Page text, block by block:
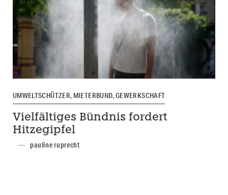
UMWELTSCHÜTZER, MIETERBUND, GEWERKSCHAFT
Vielfältiges Bündnis fordert
Hitzegipfel
pauline ruprecht